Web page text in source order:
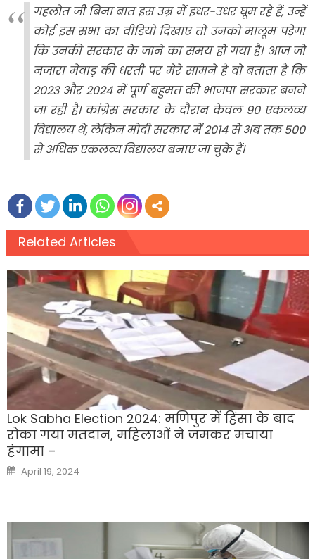
गहलोत जी बिना बात इस उम्र में इधर-उधर घूम रहे हैं, उन्हें
कोई इस सभा का वीडियो दिखाए तो उनको मालूम पड़ेगा
कि उनकी सरकार के जाने का समय हो गया है। आज जो
नजारा मेवाड़ की धरती पर मेरे सामने है वो बताता है कि
2023 और 2024 में पूर्ण बहुमत की भाजपा सरकार बनने
जा रही है। कांग्रेस सरकार के दौरान केवल 90 एकलव्य
विद्यालय थे, लेकिन मोदी सरकार में 2014 से अब तक 500
से अधिक एकलव्य विद्यालय बनाए जा चुके हैं।
Related Articles
Lok Sabha Election 2024: मणिपुर में हिंसा के बाद
रोका गया मतदान, महिलाओं ने जमकर मचाया
हंगामा –
Posted
on
April 19, 2024